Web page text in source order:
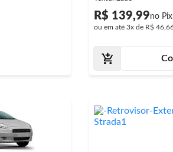
R$ 139,99
ou em até 3x de R$